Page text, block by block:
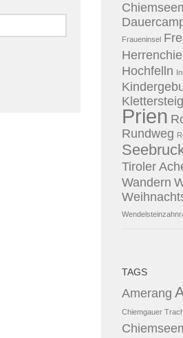
Fraueninsel
Hochfelln
Klettersteig
Prien
Rundweg
Tiroler
Wandern
TAGS
Amerang
Chiemgauer